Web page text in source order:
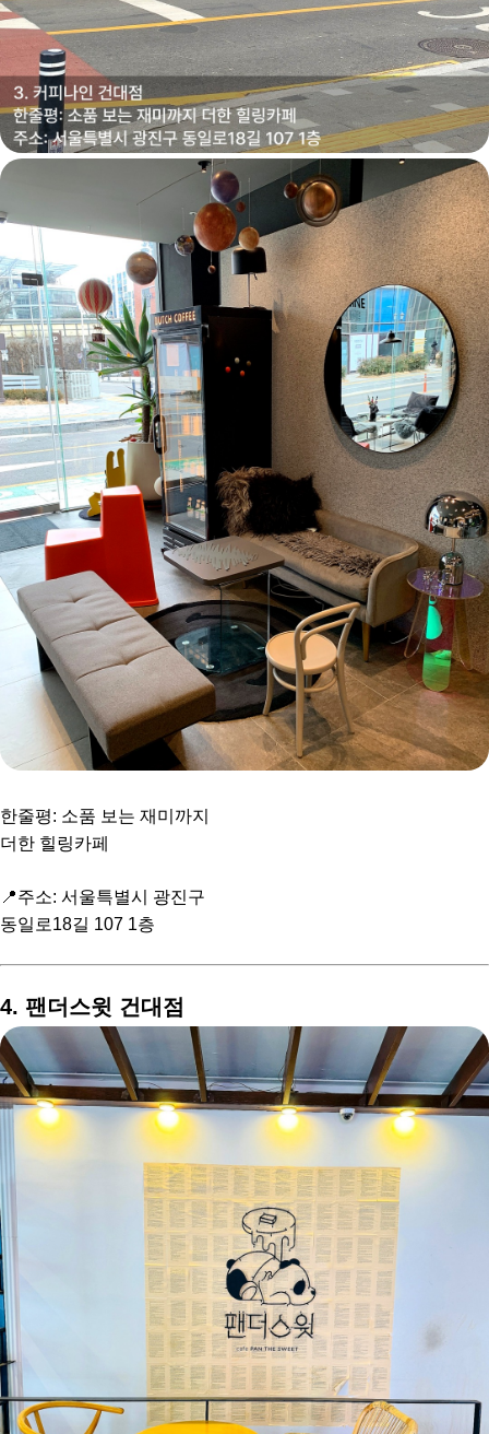
한줄평: 소품 보는 재미까지
더한 힐링카페
📍주소: 서울특별시 광진구
동일로18길 107 1층
4. 팬더스윗 건대점